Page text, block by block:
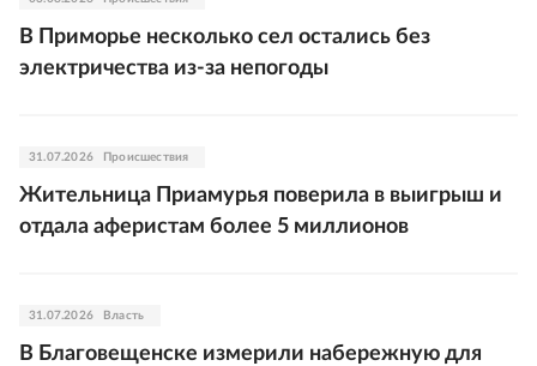
В Приморье несколько сел остались без
электричества из-за непогоды
31.07.2026 Происшествия
Жительница Приамурья поверила в выигрыш и
отдала аферистам более 5 миллионов
31.07.2026 Власть
В Благовещенске измерили набережную для